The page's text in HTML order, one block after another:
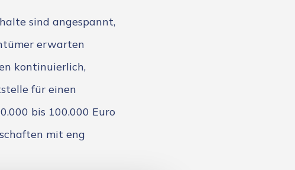
sind angespannt,
erwarten
kontinuierlich,
für einen
bis 100.000 Euro
mit eng